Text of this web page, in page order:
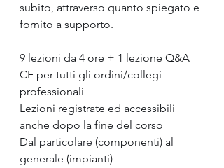
subito, attraverso quanto spiegato e
fornito a supporto.
9 lezioni da 4 ore + 1 lezione Q&A
CF per tutti gli ordini/collegi
professionali
Lezioni registrate ed accessibili
anche dopo la fine del corso
Dal particolare (componenti) al
generale (impianti)